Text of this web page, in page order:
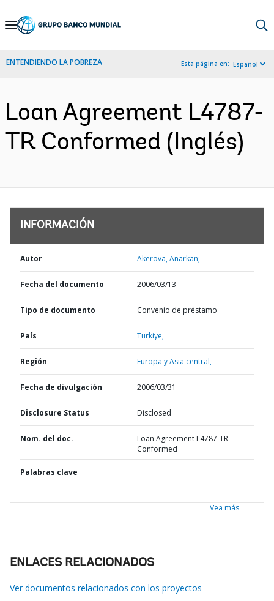
Skip
Navigation
ENTENDIENDO LA POBREZA Esta página en: Español
Loan Agreement L4787-
TR Conformed (Inglés)
INFORMACIÓN
Autor Akerova, Anarkan;
Fecha del documento 2006/03/13
Tipo de documento Convenio de préstamo
País Turkiye,
Región Europa y Asia central,
Fecha de divulgación 2006/03/31
Disclosure Status Disclosed
Nom. del doc.
Loan Agreement L4787-TR
Conformed
Palabras clave
Vea más
ENLACES RELACIONADOS
Ver documentos relacionados con los proyectos